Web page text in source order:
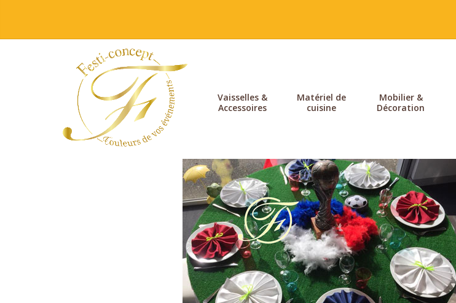
Vaisselles &
Accessoires
Matériel de
cuisine
Mobilier &
Décoration